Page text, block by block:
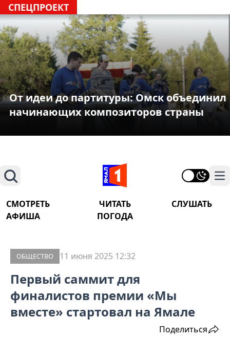
СПЕЦПРОЕКТ
От идеи до партитуры: Омск объединил
начинающих композиторов страны
Поиск
СМОТРЕТЬ ЧИТАТЬ
СЛУШАТЬ
АФИША
ПОГОДА
ОБЩЕСТВО 11 июня 2025 12:32
Первый саммит для
финалистов премии «Мы
вместе» стартовал на Ямале
Поделиться